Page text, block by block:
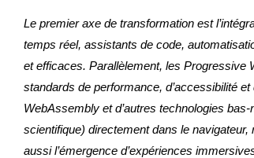
Le premier axe de transformation est
temps réel, assistants de code,
et efficaces. Parallèlement, les Progressive
standards de performance, d’accessibilité
WebAssembly et d’autres technologies
scientifique) directement dans le
aussi l’émergence d’expériences